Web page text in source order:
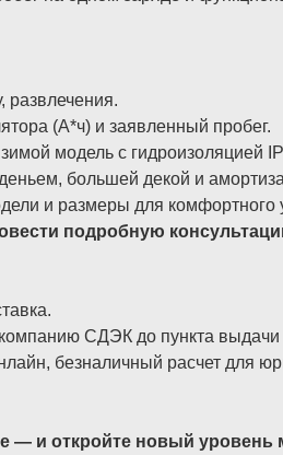
развлечения.
(А*ч) и заявленный пробег.
модель с гидроизоляцией
большей декой и
и размеры для комфортного
подробную
СДЭК до пункта
безналичный расчет для
— и откройте новый